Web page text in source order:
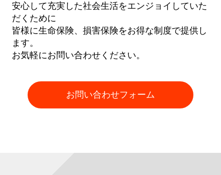
安心して充実した社会生活をエンジョイしていた
だくために
皆様に生命保険、損害保険をお得な制度で提供し
ます。
お気軽にお問い合わせください。
お問い合わせフォーム